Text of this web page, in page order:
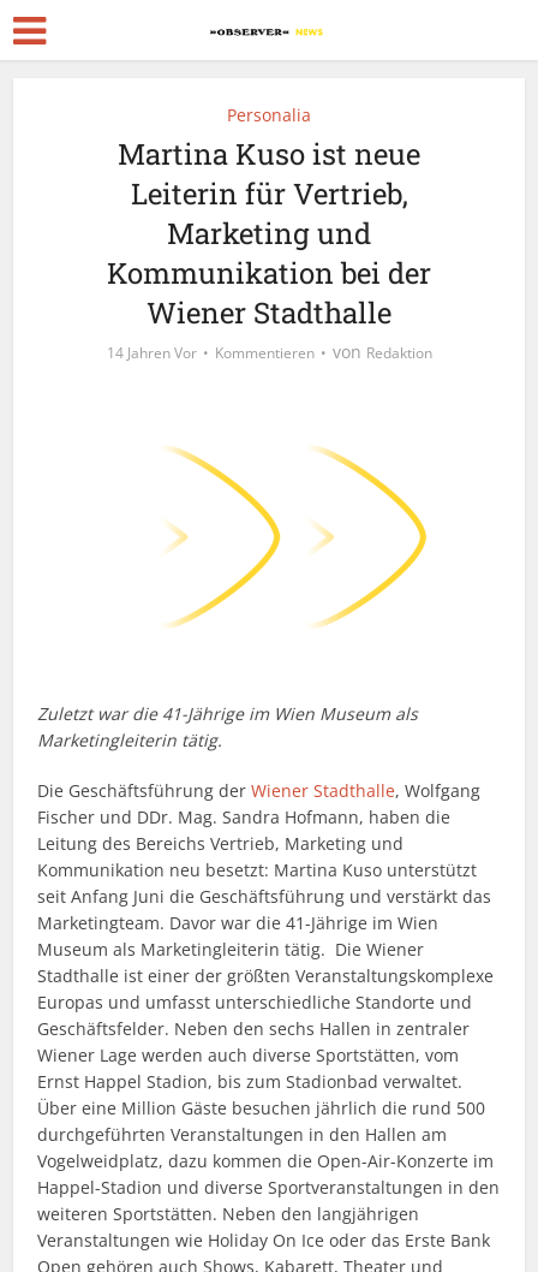
Personalia
Martina Kuso ist neue
Leiterin für Vertrieb,
Marketing und
Kommunikation bei der
Wiener Stadthalle
14 Jahren Vor Kommentieren von Redaktion
Zuletzt war die 41-Jährige im Wien Museum als
Marketingleiterin tätig.
Die Geschäftsführung derWiener Stadthalle, Wolfgang
Fischer und DDr. Mag. Sandra Hofmann, haben die
Leitung des Bereichs Vertrieb, Marketing und
Kommunikation neu besetzt: Martina Kuso unterstützt
seit Anfang Juni die Geschäftsführung und verstärkt das
Marketingteam. Davor war die 41-Jährige im Wien
Museum als Marketingleiterin tätig. Die Wiener
Stadthalle ist einer der größten Veranstaltungskomplexe
Europas und umfasst unterschiedliche Standorte und
Geschäftsfelder. Neben den sechs Hallen in zentraler
Wiener Lage werden auch diverse Sportstätten, vom
Ernst Happel Stadion, bis zum Stadionbad verwaltet.
Über eine Million Gäste besuchen jährlich die rund 500
durchgeführten Veranstaltungen in den Hallen am
Vogelweidplatz, dazu kommen die Open-Air-Konzerte im
Happel-Stadion und diverse Sportveranstaltungen in den
weiteren Sportstätten. Neben den langjährigen
Veranstaltungen wie Holiday On Ice oder das Erste Bank
Open gehören auch Shows, Kabarett, Theater und